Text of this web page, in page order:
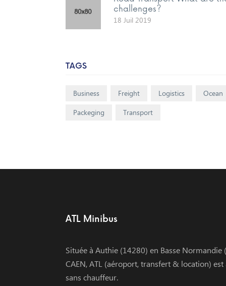
challenges?
18 Juil 2019
TAGS
Business Freight Logistics
Ocean
Packeging
Transport
ATL Minibus
Située à Authie (14280) en Basse
CAEN, ATL (aéroport, transfert & location)
sans chauffeur.